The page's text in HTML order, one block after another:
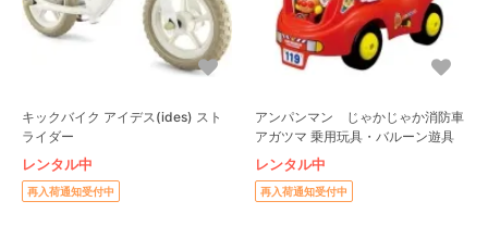
キックバイク アイデス(ides) スト
ライダー
レンタル中
再入荷通知受付中
アンパンマン じゃかじゃか消防車
アガツマ 乗用玩具・バルーン遊具
レンタル中
再入荷通知受付中